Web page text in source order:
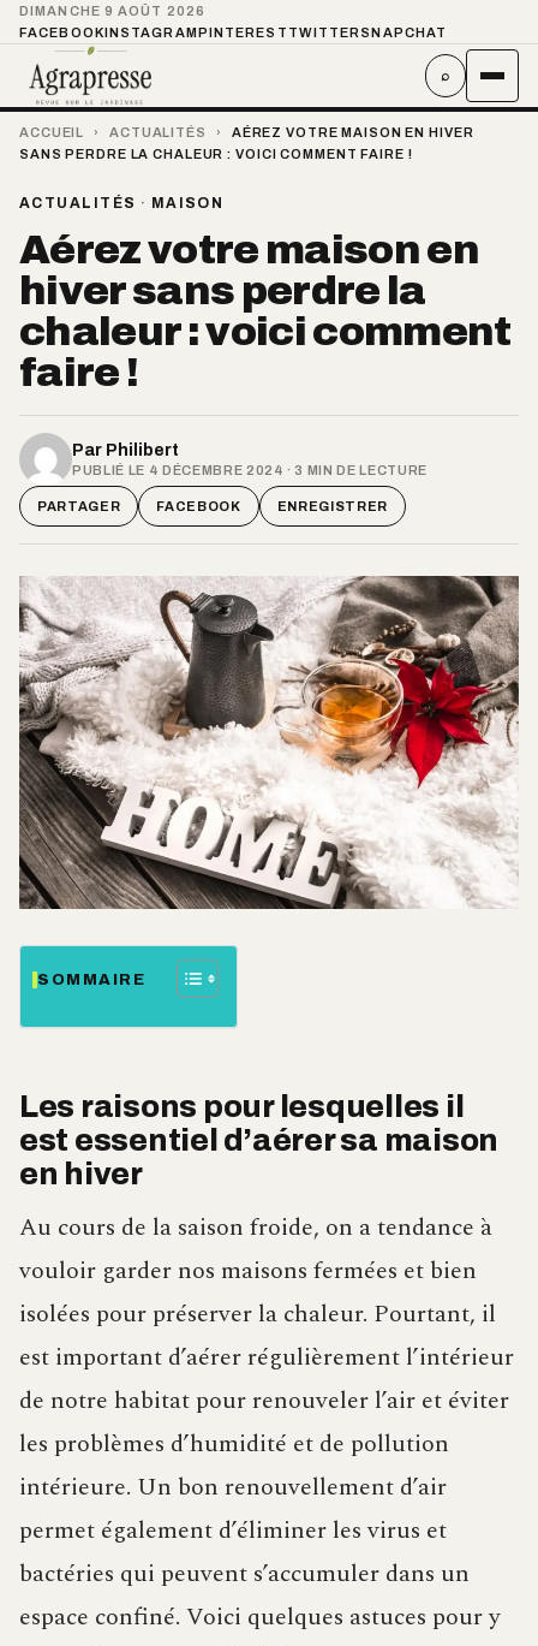
DIMANCHE 9 AOÛT 2026
FACEBOOKINSTAGRAMPINTEREST TWITTER SNAPCHAT
⌕
ACCUEIL › ACTUALITÉS ›
AÉREZ VOTRE MAISON EN HIVER
SANS PERDRE LA CHALEUR : VOICI COMMENT FAIRE !
ACTUALITÉS · MAISON
Aérez votre maison en
hiver sans perdre la
chaleur : voici comment
faire !
Par Philibert
PUBLIÉ LE 4 DÉCEMBRE 2024 · 3 MIN DE LECTURE
PARTAGER FACEBOOK ENREGISTRER
SOMMAIRE
Les raisons pour lesquelles il
est essentiel d’aérer sa maison
en hiver
Au cours de la saison froide, on a tendance à
vouloir garder nos maisons fermées et bien
isolées pour préserver la chaleur. Pourtant, il
est important d’aérer régulièrement l’intérieur
de notre habitat pour renouveler l’air et éviter
les problèmes d’humidité et de pollution
intérieure. Un bon renouvellement d’air
permet également d’éliminer les virus et
bactéries qui peuvent s’accumuler dans un
espace confiné. Voici quelques astuces pour y